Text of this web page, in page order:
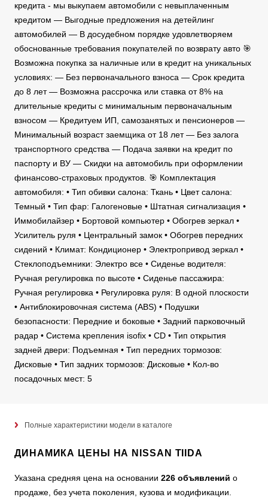
кредита - мы выкупаем автомобили с невыплаченным
кредитом — Выгодные предложения на детейлинг
автомобилей — В досудебном порядке удовлетворяем
обоснованные требования покупателей по возврату авто 🎯
Возможна покупка за наличные или в кредит на уникальных
условиях: — Без первоначального взноса — Срок кредита
до 8 лет — Возможна рассрочка или ставка от 8% на
длительные кредиты с минимальным первоначальным
взносом — Кредитуем ИП, самозанятых и пенсионеров —
Минимальный возраст заемщика от 18 лет — Без залога
транспортного средства — Подача заявки на кредит по
паспорту и ВУ — Скидки на автомобиль при оформлении
финансово-страховых продуктов. 🎯 Комплектация
автомобиля: • Тип обивки салона: Ткань • Цвет салона:
Темный • Тип фар: Галогеновые • Штатная сигнализация •
Иммобилайзер • Бортовой компьютер • Обогрев зеркал •
Усилитель руля • Центральный замок • Обогрев передних
сидений • Климат: Кондиционер • Электропривод зеркал •
Стеклоподъемники: Электро все • Сиденье водителя:
Ручная регулировка по высоте • Сиденье пассажира:
Ручная регулировка • Регулировка руля: В одной плоскости
• Антиблокировочная система (ABS) • Подушки
безопасности: Передние и боковые • Задний парковочный
радар • Система крепления isofix • CD • Тип открытия
задней двери: Подъемная • Тип передних тормозов:
Дисковые • Тип задних тормозов: Дисковые • Кол-во
посадочных мест: 5
Полные характеристики модели в каталоге
ДИНАМИКА ЦЕНЫ НА NISSAN TIIDA
Указана средняя цена на основании 226 объявлений о
продаже, без учета поколения, кузова и модификации.